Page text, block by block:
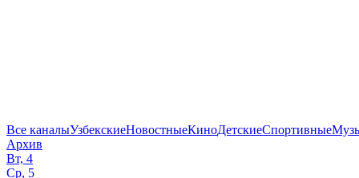
Все каналыУзбекскиеНовостныеКиноДетскиеСпортивные
Архив
Вт, 4
Ср, 5